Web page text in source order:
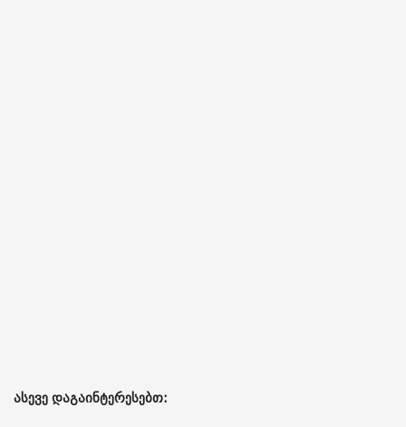
ასევე დაგაინტერესებთ: